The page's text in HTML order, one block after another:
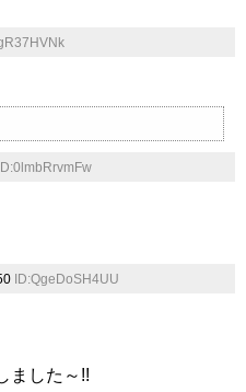
ID:0lmbRrvmFw
ID:QgeDoSH4UU
ました～!!